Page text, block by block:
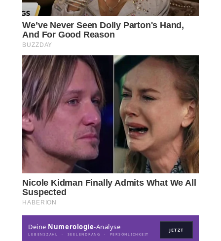
Deine Numerologie-Analyse
LEBENSZAHL · SEELENDRANG · PERSÖNLICHKEIT
JETZT